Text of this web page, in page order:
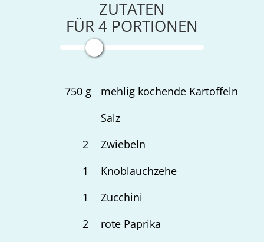
ZUTATEN
FÜR4 PORTIONEN
750g
mehlig kochende Kartoffeln
Salz
2
Zwiebeln
1
Knoblauchzehe
1
Zucchini
2
rote Paprika